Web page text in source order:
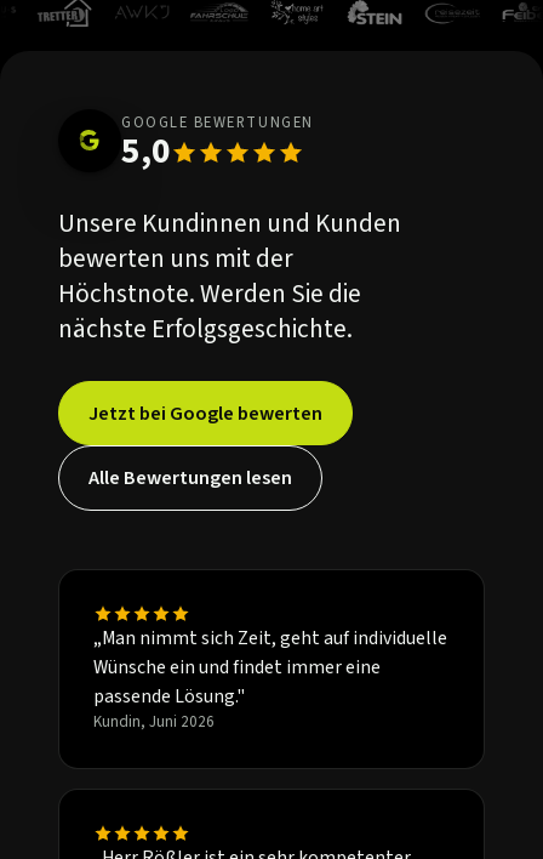
GOOGLE BEWERTUNGEN
5,0
Unsere Kundinnen und Kunden
bewerten uns mit der
Höchstnote. Werden Sie die
nächste Erfolgsgeschichte.
Jetzt bei Google bewerten
Alle Bewertungen lesen
„Man nimmt sich Zeit, geht auf individuelle
Wünsche ein und findet immer eine
passende Lösung."
Kundin, Juni 2026